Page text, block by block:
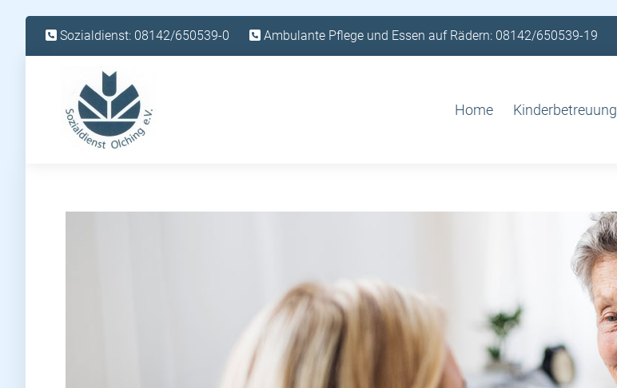
Sozialdienst: 08142/650539-0 Ambulante Pflege und Essen auf Rädern: 08142/650539-19
Home Kinderbetreuung